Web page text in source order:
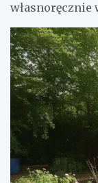
własnoręcznie